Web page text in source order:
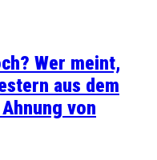
Wer meint,
aus dem
von